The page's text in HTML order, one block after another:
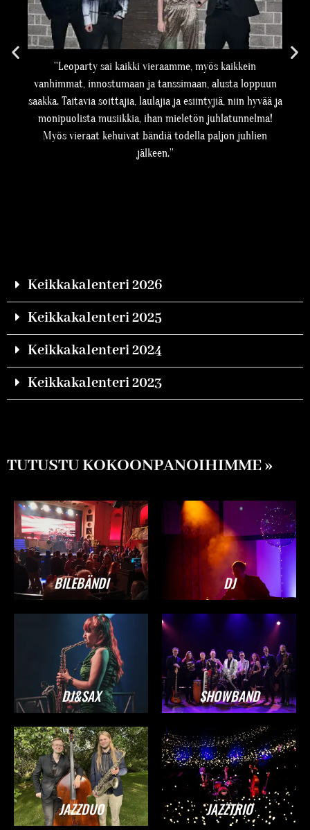
''Leoparty sai kaikki vieraamme, myös kaikkein
vanhimmat, innostumaan ja tanssimaan, alusta loppuun
saakka. Taitavia soittajia, laulajia ja esiintyjiä, niin hyvää ja
monipuolista musiikkia, ihan mieletön juhlatunnelma!
Myös vieraat kehuivat bändiä todella paljon juhlien
jälkeen.''
Keikkakalenteri 2026
Keikkakalenteri 2025
Keikkakalenteri 2024
Keikkakalenteri 2023
TUTUSTU KOKOONPANOIHIMME»
BILEBÄNDI DJ
DJ&SAX SHOWBAND
JAZZDUO JAZZTRIO